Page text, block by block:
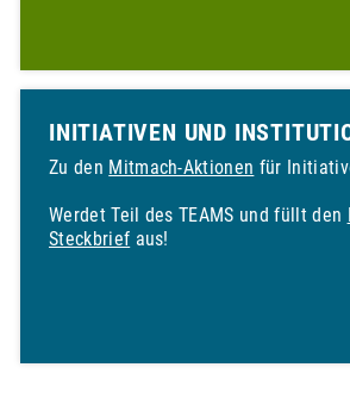
INITIATIVEN UND
Zu den Mitmach-Aktionen für
Werdet Teil des TEAMS und füllt den
Steckbrief aus!